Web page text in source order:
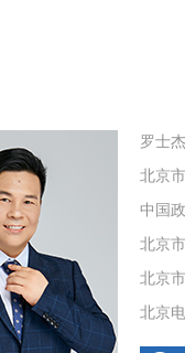
罗士杰
北京
中国
北京
北京
北京